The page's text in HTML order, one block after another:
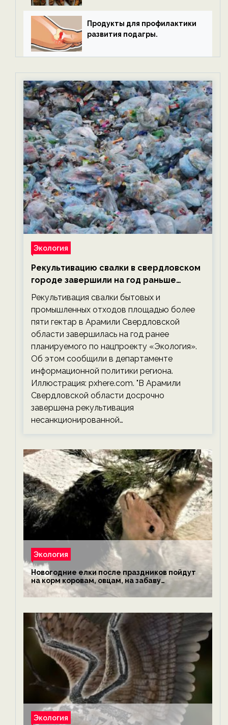
Продукты для профилактики
развития подагры.
Экология
Рекультивацию свалки в свердловском
городе завершили на год раньше
планируемого срока — новости
экологии на ECOportal
Рекультивация свалки бытовых и
промышленных отходов площадью более
пяти гектар в Арамили Свердловской
области завершилась на год ранее
планируемого по нацпроекту «Экология».
Об этом сообщили в департаменте
информационной политики региона.
Иллюстрация: pxhere.com. "В Арамили
Свердловской области досрочно
завершена рекультивация
несанкционированной…
Экология
Новогодние елки после праздников пойдут
на корм коровам, овцам, на забаву
обезьянам, львам и леопардам — новости
экологии на ECOportal
Экология